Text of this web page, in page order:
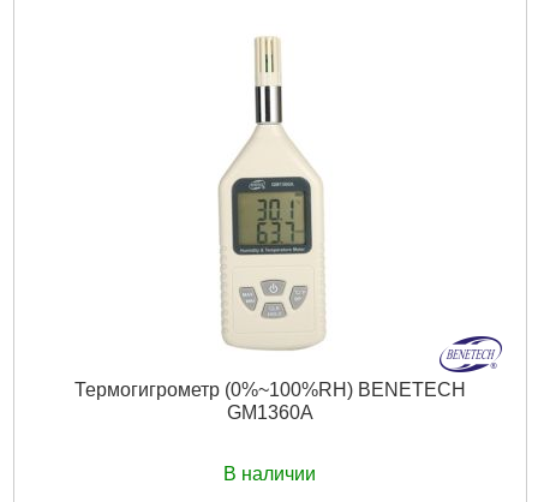
Подробнее...
Термогигрометр (0%~100%RH) BENETECH
GM1360A
В наличии